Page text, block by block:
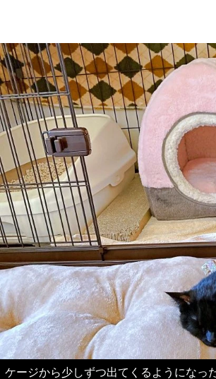
ケージから少しずつ出てくるようになっ